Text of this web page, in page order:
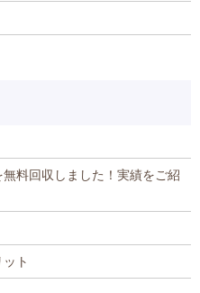
料回収しました！実績をご紹
ト